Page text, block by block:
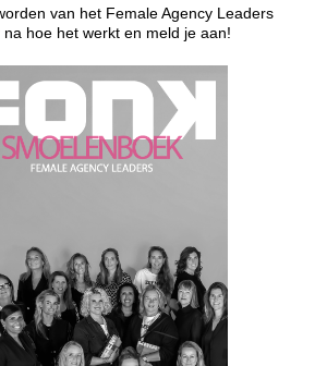
van het Female Agency Leaders
na hoe het werkt en meld je aan!